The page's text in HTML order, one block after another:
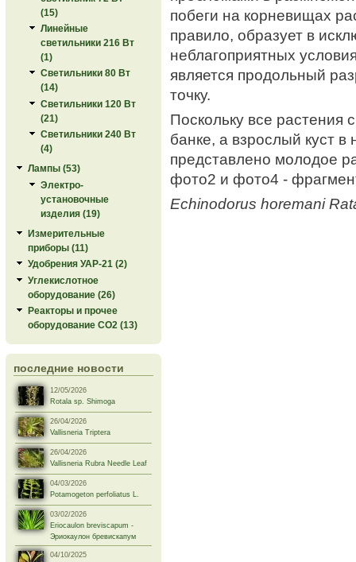
(15)
Линейные
светильники 216 Вт
(1)
Светильники 80 Вт
(14)
Светильники 120 Вт
(21)
Светильники 240 Вт
(4)
Лампы (53)
Электро-
установочные
изделия (19)
Измерительные
приборы (11)
Удобрения УАР-21 (2)
Углекислотное
оборудование (26)
Реакторы и прочее
оборудование СО2 (13)
последние новости
12/05/2026
Rotala sp. Shimoga
26/04/2026
Vallisneria Triptera
26/04/2026
Vallisneria Rubra Needle Leaf
04/03/2026
Potamogeton perfoliatus L.
03/02/2026
Eriocaulon breviscapum -
Эриокаулон бревискапум
04/10/2025
побеги на корневищах
правило, образует в
неблагоприятных
является продольный
точку.
Поскольку все
банке, а взрослый куст
представлено молодое
фото2 и фото4 -
Echinodorus horemani